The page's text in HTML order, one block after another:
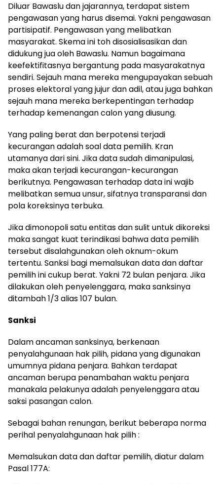
Diluar Bawaslu dan jajarannya, terdapat sistem
pengawasan yang harus disemai. Yakni pengawasan
partisipatif. Pengawasan yang melibatkan
masyarakat. Skema ini toh disosialisasikan dan
didukung jua oleh Bawaslu. Namun bagaimana
keefektifitasnya bergantung pada masyarakatnya
sendiri. Sejauh mana mereka mengupayakan sebuah
proses elektoral yang jujur dan adil, atau juga bahkan
sejauh mana mereka berkepentingan terhadap
terhadap kemenangan calon yang diusung.
Yang paling berat dan berpotensi terjadi
kecurangan adalah soal data pemilih. Kran
utamanya dari sini. Jika data sudah dimanipulasi,
maka akan terjadi kecurangan-kecurangan
berikutnya. Pengawasan terhadap data ini wajib
melibatkan semua unsur, sifatnya transparansi dan
pola koreksinya terbuka.
Jika dimonopoli satu entitas dan sulit untuk dikoreksi
maka sangat kuat terindikasi bahwa data pemilih
tersebut disalahgunakan oleh oknum-okum
tertentu. Sanksi bagi memalsukan data dan daftar
pemilih ini cukup berat. Yakni 72 bulan penjara. Jika
dilakukan oleh penyelenggara, maka sanksinya
ditambah 1/3 alias 107 bulan.
Sanksi
Dalam ancaman sanksinya, berkenaan
penyalahgunaan hak pilih, pidana yang digunakan
umumnya pidana penjara. Bahkan terdapat
ancaman berupa penambahan waktu penjara
manakala pelakunya adalah penyelenggara atau
saksi pasangan calon.
Sebagai bahan renungan, berikut beberapa norma
perihal penyalahgunaan hak pilih :
Memalsukan data dan daftar pemilih, diatur dalam
Pasal 177A: